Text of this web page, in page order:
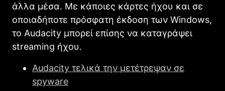
άλλα μέσα. Με κάποιες κάρτες ήχου και σε
οποιαδήποτε πρόσφατη έκδοση των Windows,
το Audacity μπορεί επίσης να καταγράψει
streaming ήχου.
Audacity τελικά την μετέτρεψαν σε
spyware